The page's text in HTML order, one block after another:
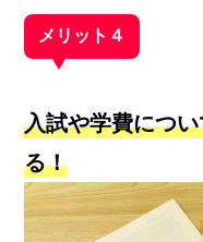
メリット４
入試や学費につ
る！